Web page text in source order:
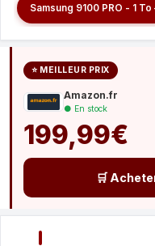
Samsung 9100 PRO - 1
⭐ MEILLEUR PRIX
Amazon.fr
● En stock
199,99€
🛒